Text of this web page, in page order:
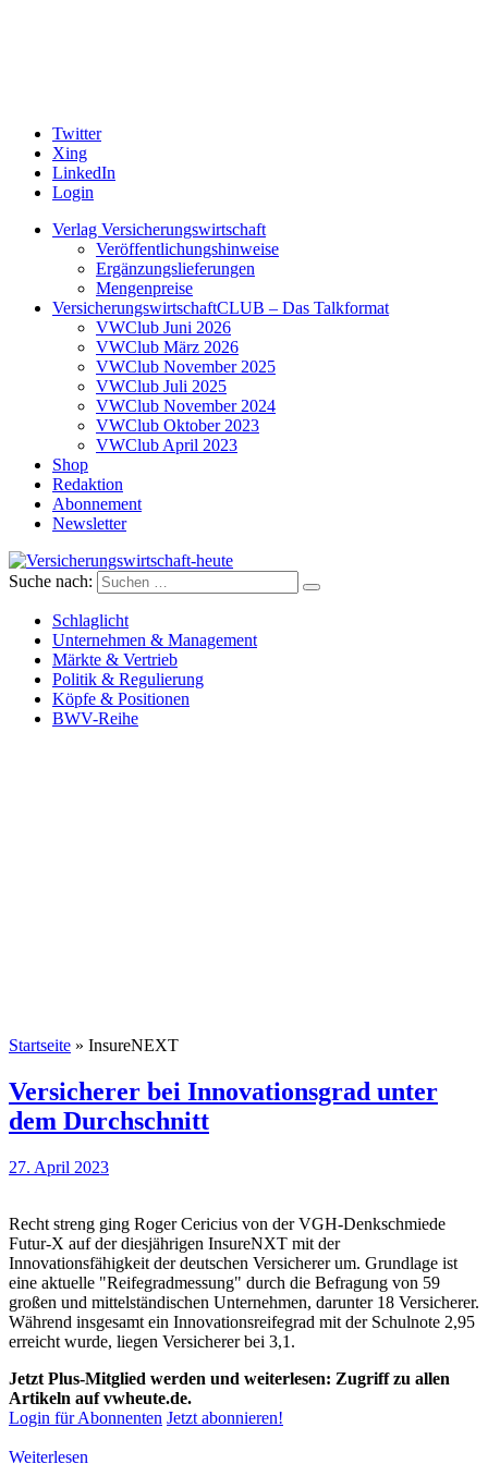
Twitter
Xing
LinkedIn
Login
Verlag Versicherungswirtschaft
Veröffentlichungshinweise
Ergänzungslieferungen
Mengenpreise
VersicherungswirtschaftCLUB – Das Talkformat
VWClub Juni 2026
VWClub März 2026
VWClub November 2025
VWClub Juli 2025
VWClub November 2024
VWClub Oktober 2023
VWClub April 2023
Shop
Redaktion
Abonnement
Newsletter
Versicherungswirtschaft-heute
Suche nach:
Schlaglicht
Unternehmen & Management
Märkte & Vertrieb
Politik & Regulierung
Köpfe & Positionen
BWV-Reihe
Startseite » InsureNEXT
Versicherer bei Innovationsgrad unter
dem Durchschnitt
27. April 2023
Recht streng ging Roger Cericius von der VGH-Denkschmiede
Futur-X auf der diesjährigen InsureNXT mit der
Innovationsfähigkeit der deutschen Versicherer um. Grundlage ist
eine aktuelle "Reifegradmessung" durch die Befragung von 59
großen und mittelständischen Unternehmen, darunter 18 Versicherer.
Während insgesamt ein Innovationsreifegrad mit der Schulnote 2,95
erreicht wurde, liegen Versicherer bei 3,1.
Jetzt Plus-Mitglied werden und weiterlesen: Zugriff zu allen
Artikeln auf vwheute.de.
Login für Abonnenten Jetzt abonnieren!
Weiterlesen